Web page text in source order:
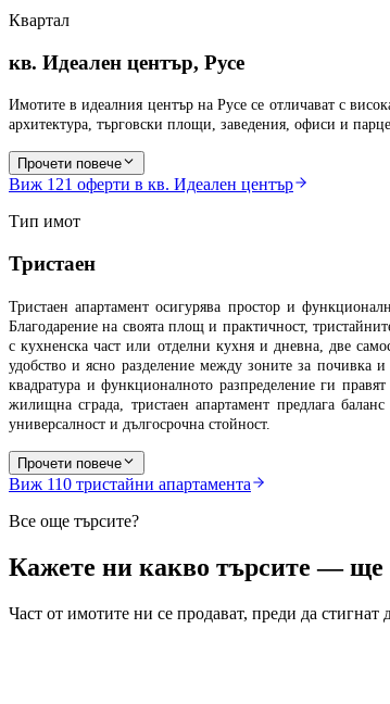
Квартал
кв. Идеален център, Русе
Имотите в идеалния център на Русе се отличават с
архитектура, търговски площи, заведения, офиси и
Прочети повече
Виж 121 оферти в кв. Идеален център
Тип имот
Тристаен
Тристаен апартамент осигурява простор и
Благодарение на своята площ и практичност,
с кухненска част или отделни кухня и дневна, две
удобство и ясно разделение между зоните за почивка
квадратура и функционалното разпределение ги
жилищна сграда, тристаен апартамент предлага
универсалност и дългосрочна стойност.
Прочети повече
Виж 110 тристайни апартамента
Все още търсите?
Кажете ни какво търсите — ще
Част от имотите ни се продават, преди да